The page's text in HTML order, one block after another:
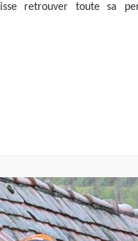
retrouver toute sa